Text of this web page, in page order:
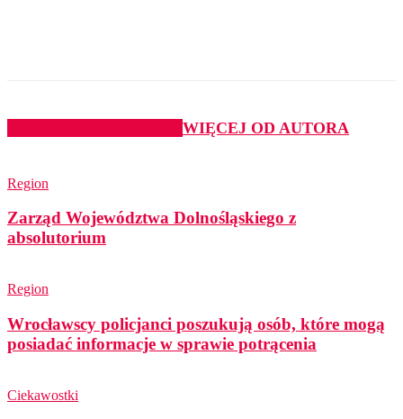
WIĘCEJ OD AUTORA
Region
Zarząd Województwa Dolnośląskiego z
absolutorium
Region
Wrocławscy policjanci poszukują osób, które mogą
posiadać informacje w sprawie potrącenia
Ciekawostki